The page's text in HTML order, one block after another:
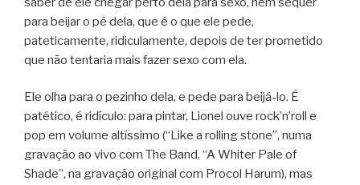
para beijar o pé dela, que é o que ele pede,
pateticamente, ridiculamente, depois de ter prometido
que não tentaria mais fazer sexo com ela.
Ele olha para o pezinho dela, e pede para beijá-lo. É
patético, é ridículo: para pintar, Lionel ouve rock’n’roll e
pop em volume altíssimo (“Like a rolling stone”, numa
gravação ao vivo com The Band, “A Whiter Pale of
Shade”, na gravação original com Procol Harum), mas